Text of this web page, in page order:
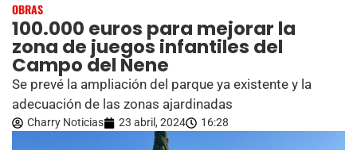
OBRAS
100.000 euros para mejorar la
zona de juegos infantiles del
Campo del Nene
Se prevé la ampliación del parque ya existente y la
adecuación de las zonas ajardinadas
Charry Noticias 23 abril, 2024 16:28